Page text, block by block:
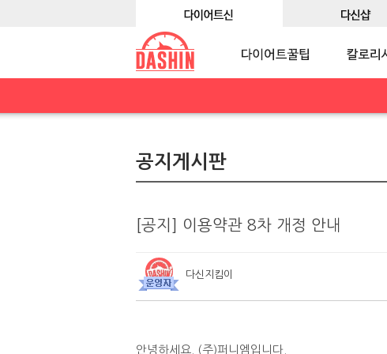
공지게시판
[공지] 이용약관 8차 개정 안내
다신지킴이
안녕하세요. (주)퍼니엠입니다.